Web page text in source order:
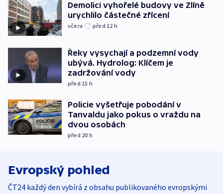
Demolici vyhořelé budovy ve Zlíně
urychlilo částečné zřícení
včera před 12 h
Řeky vysychají a podzemní vody
ubývá. Hydrolog: Klíčem je
zadržování vody
před 15 h
Policie vyšetřuje pobodání v
Tanvaldu jako pokus o vraždu na
dvou osobách
před 20 h
Evropský pohled
ČT24 každý den vybírá z obsahu publikovaného evropskými